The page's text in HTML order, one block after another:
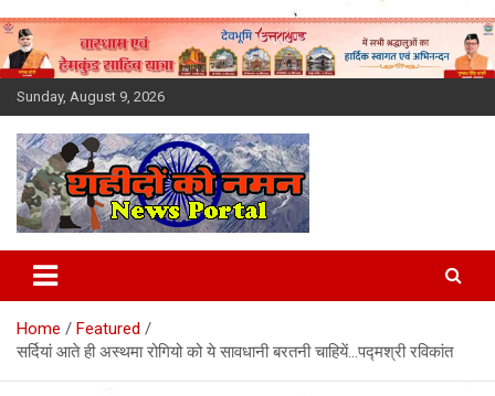
Skip
to
content
Sunday, August 9, 2026
Latest News Today, Breaking
News, Uttarakhand News in
Hindi
Home
Featured
सर्दियां आते ही अस्थमा रोगियो को ये सावधानी बरतनी चाहियें…पद्मश्री रविकांत